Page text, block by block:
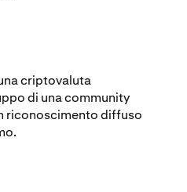
criptovaluta
di una community
riconoscimento diffuso